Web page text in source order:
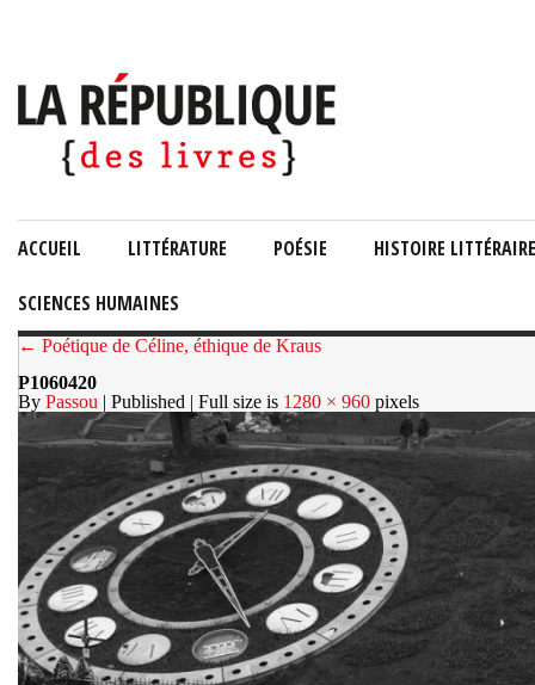
ACCUEIL LITTÉRATURE POÉSIE HISTOIRE LITTÉRAIRE
SCIENCES HUMAINES
← Poétique de Céline, éthique de Kraus
P1060420
By Passou | Published | Full size is 1280 × 960 pixels